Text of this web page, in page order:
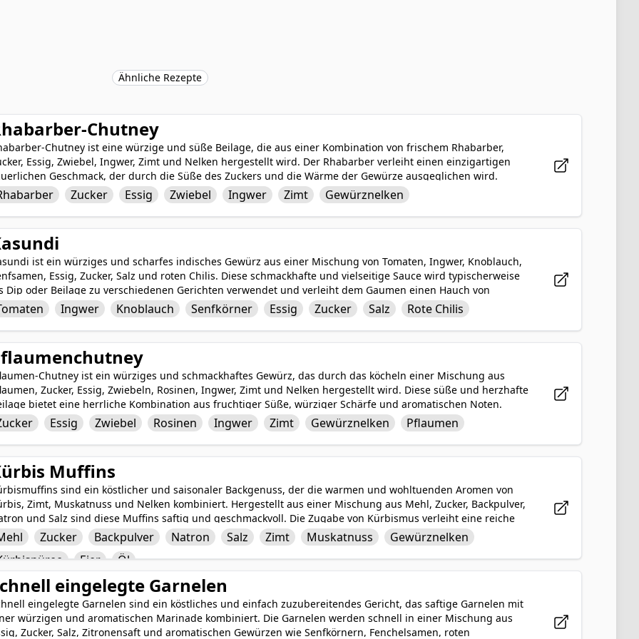
Ähnliche Rezepte
Chutney
Chutney ist eine würzige und süße Beilage, die aus einer Kombination von frischem Rhabarber,
Essig, Zwiebel, Ingwer, Zimt und Nelken hergestellt wird. Der Rhabarber verleiht einen einzigartigen
Geschmack, der durch die Süße des Zuckers und die Wärme der Gewürze ausgeglichen wird.
Chutney kann als schmackhafte Beilage zu einer Vielzahl von Gerichten serviert werden, wie Fleisch,
oder sogar als Belag für Sandwiches und Burger. Sein komplexes Aroma macht es zu einer vielseitigen
köstlichen Ergänzung zu jeder Mahlzeit.
Zucker Essig Zwiebel Ingwer Zimt Gewürznelken
ist ein würziges und scharfes indisches Gewürz aus einer Mischung von Tomaten, Ingwer, Knoblauch,
Essig, Zucker, Salz und roten Chilis. Diese schmackhafte und vielseitige Sauce wird typischerweise
Dip oder Beilage zu verschiedenen Gerichten verwendet und verleiht dem Gaumen einen Hauch von
und pikanten Aromen. Kasundi kann mit Snacks, Sandwiches, gegrilltem Fleisch oder sogar als
genossen werden, was es zu einer vielseitigen und köstlichen Ergänzung zu jeder Mahlzeit macht.
Ingwer Knoblauch Senfkörner Essig Zucker Salz Rote Chilis
Chutney ist ein würziges und schmackhaftes Gewürz, das durch das köcheln einer Mischung aus
Zucker, Essig, Zwiebeln, Rosinen, Ingwer, Zimt und Nelken hergestellt wird. Diese süße und herzhafte
bietet eine herrliche Kombination aus fruchtiger Süße, würziger Schärfe und aromatischen Noten.
Chutney kann zu Currys, gebratenem Fleisch und Käseplatten serviert werden und verleiht den
einen Geschmacks- und Aromakick. Die satt-dunkle Farbe und der kräftige Geschmack machen es zu
vielseitigen und köstlichen Beilage für eine Vielzahl von Gerichten.
Essig Zwiebel Rosinen Ingwer Zimt Gewürznelken Pflaumen
Muffins
sind ein köstlicher und saisonaler Backgenuss, der die warmen und wohltuenden Aromen von
Zimt, Muskatnuss und Nelken kombiniert. Hergestellt aus einer Mischung aus Mehl, Zucker, Backpulver,
und Salz sind diese Muffins saftig und geschmackvoll. Die Zugabe von Kürbismus verleiht eine reiche
cremige Textur, während Eier und Öl alles zusammenhalten. Perfekt für Frühstück, Snack oder Dessert, sind
ein gemütlicher und zufriedenstellender Genuss, der die Essenz des Herbstes einfängt.
Zucker Backpulver Natron Salz Zimt Muskatnuss
Gewürznelken
Eier Öl
eingelegte Garnelen
eingelegte Garnelen sind ein köstliches und einfach zuzubereitendes Gericht, das saftige Garnelen mit
würzigen und aromatischen Marinade kombiniert. Die Garnelen werden schnell in einer Mischung aus
Zucker, Salz, Zitronensaft und aromatischen Gewürzen wie Senfkörnern, Fenchelsamen, roten